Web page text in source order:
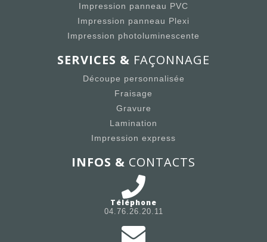
Impression panneau PVC
Impression panneau Plexi
Impression photoluminescente
SERVICES & FAÇONNAGE
Découpe personnalisée
Fraisage
Gravure
Lamination
Impression express
INFOS & CONTACTS
Téléphone
04.76.26.20.11